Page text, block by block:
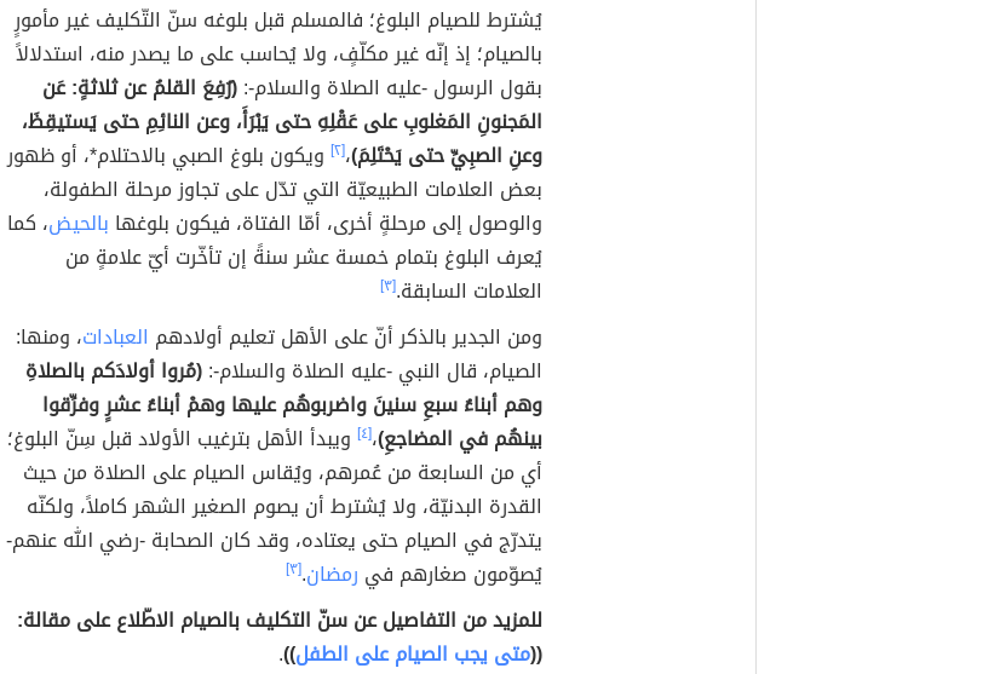
يُشترط للصيام البلوغ؛ فالمسلم قبل بلوغه سنّ التّكليف غير مأمورٍ
بالصيام؛ إذ إنّه غير مكلّفٍ، ولا يُحاسب على ما يصدر منه، استدلالاً
بقول الرسول -عليه الصلاة والسلام-:(رُفِعَ القلمُ عن ثلاثةٍ: عَن
المَجنونِ المَغلوبِ على عَقْلِهِ حتى يَبْرَأَ، وعن النائِمِ حتى يَستيقِظَ،
وعنِ الصبِيِّ حتى يَحْتَلِمَ)،[٢]
ويكون بلوغ الصبي بالاحتلام*، أو ظهور
بعض العلامات الطبيعيّة التي تدّل على تجاوز مرحلة الطفولة،
والوصول إلى مرحلةٍ أخرى، أمّا الفتاة، فيكون بلوغها بالحيض، كما
يُعرف البلوغ بتمام خمسة عشر سنةً إن تأخّرت أيّ علامةٍ من
العلامات السابقة.[٣]
ومن الجدير بالذكر أنّ على الأهل تعليم أولادهم العبادات، ومنها:
الصيام، قال النبي -عليه الصلاة والسلام-:(مُروا أولادَكم بالصلاةِ
وهم أبناءُ سبعِ سنينَ واضربوهُم عليها وهمْ أبناءُ عشرٍ وفرِّقوا
بينهُم في المضاجعِ)،[٤]
ويبدأ الأهل بترغيب الأولاد قبل سِنّ البلوغ؛
أي من السابعة من عُمرهم، ويُقاس الصيام على الصلاة من حيث
القدرة البدنيّة، ولا يُشترط أن يصوم الصغير الشهر كاملاً، ولكنّه
يتدرّج في الصيام حتى يعتاده، وقد كان الصحابة -رضي الله عنهم-
يُصوّمون صغارهم في رمضان.[٣]
للمزيد من التفاصيل عن سنّ التكليف بالصيام الاطّلاع على مقالة:
((متى يجب الصيام على الطفل))
.